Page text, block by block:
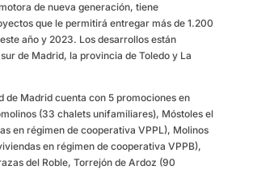
de nueva generación, tiene
que le permitirá entregar más de 1.200
año y 2023. Los desarrollos están
de Madrid, la provincia de Toledo y La
de Madrid cuenta con 5 promociones en
(33 chalets unifamiliares), Móstoles el
en régimen de cooperativa VPPL), Molinos
en régimen de cooperativa VPPB),
del Roble, Torrejón de Ardoz (90